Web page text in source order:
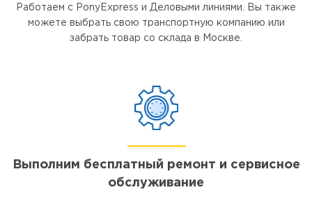
Работаем с PonyExpress и Деловыми линиями. Вы также
можете выбрать свою транспортную компанию или
забрать товар со склада в Москве.
Выполним бесплатный ремонт и сервисное
обслуживание